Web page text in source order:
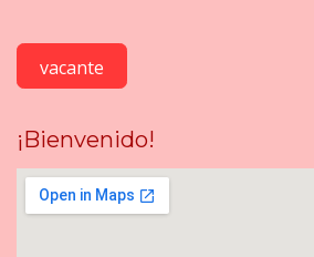
vacante
¡Bienvenido!